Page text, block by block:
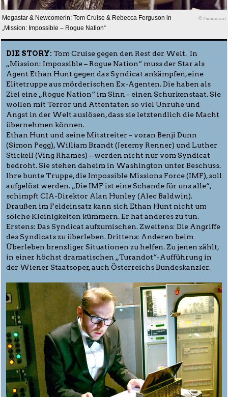
Megastar & Newcomerin: Tom Cruise & Rebecca Ferguson in
„Mission: Impossible – Rogue Nation“
© Paramount
DIE STORY: Tom Cruise gegen den Rest der Welt. In
„Mission: Impossible – Rogue Nation“ muss der Star als
Agent Ethan Hunt gegen das Syndicat ankämpfen, eine
Elitetruppe aus mörderischen Ex-Agenten. Die haben als
Ziel eine „Rogue Nation“ im Sinn - einen Schurkenstaat. Sie
wollen mit Terror und Attentaten so viel Unruhe und
Angst in der Welt auslösen, dass sie letztendlich die Macht
übernehmen können.
Ethan Hunt und seine Mitstreiter – voran Benji Dunn
(Simon Pegg), William Brandt (Jeremy Renner) und Luther
Stickell (Ving Rhames) – werden nicht nur vom Syndicat
bedroht. Sie stehen daheim in Washington unter Beschuss.
Ihre bunte Truppe, die Impossible Missions Force (IMF), soll
aufgelöst werden. „Die IMF ist eine Schande für uns alle“,
schimpft CIA-Direktor Alan Hunley (Alec Baldwin).
Draußen im Feldeinsatz kann sich Ethan Hunt nicht um
solche Kleinigkeiten kümmern. Er hat anderes zu tun.
Erstens: Das Syndicat aufzumischen. Zweitens: Die Angriffe
des Syndicats zu überleben. Drittens: Anderen beim
Überleben brenzliger Situationen zu helfen. Zu jenen zählt,
in einer höchst dramatischen „Turandot“-Aufführung in
der Wiener Staatsoper, auch Österreichs Bundeskanzler.